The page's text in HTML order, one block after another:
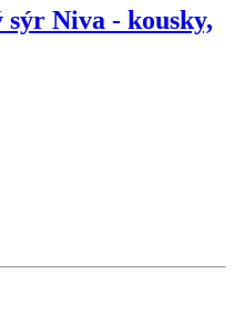
Niva - kousky,